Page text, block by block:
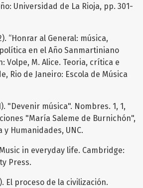
Universidad de La Rioja, pp. 301-
“Honrar al General: música,
en el Año Sanmartiniano
Volpe, M. Alice. Teoria, crítica e
Rio de Janeiro: Escola de Música
"Devenir música". Nombres. 1, 1,
"María Saleme de Burnichón",
y Humanidades, UNC.
in everyday life. Cambridge:
Press.
El proceso de la civilización.